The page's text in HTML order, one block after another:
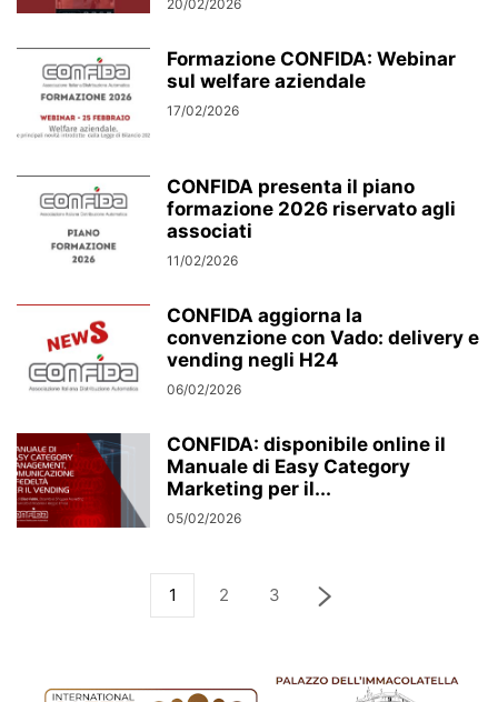
20/02/2026
Formazione CONFIDA: Webinar
sul welfare aziendale
17/02/2026
CONFIDA presenta il piano
formazione 2026 riservato agli
associati
11/02/2026
CONFIDA aggiorna la
convenzione con Vado: delivery e
vending negli H24
06/02/2026
CONFIDA: disponibile online il
Manuale di Easy Category
Marketing per il...
05/02/2026
1 2 3